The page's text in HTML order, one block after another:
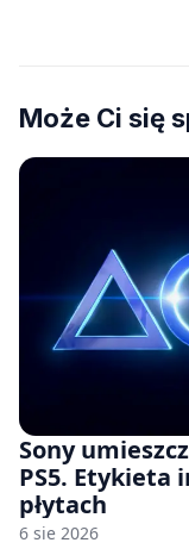
Może Ci się
Sony
PS5. Etykieta
płytach
6 sie 2026